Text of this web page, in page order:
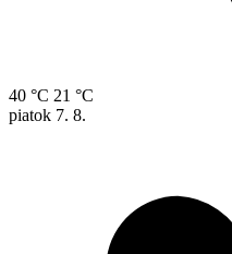
40 °C 21 °C
piatok 7. 8.